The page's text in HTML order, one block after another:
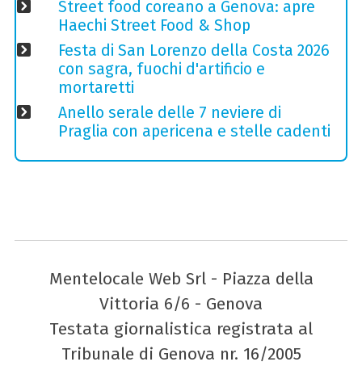
Street food coreano a Genova: apre
Haechi Street Food & Shop
Festa di San Lorenzo della Costa 2026
con sagra, fuochi d'artificio e
mortaretti
Anello serale delle 7 neviere di
Praglia con apericena e stelle cadenti
Mentelocale Web Srl - Piazza della
Vittoria 6/6 - Genova
Testata giornalistica registrata al
Tribunale di Genova nr. 16/2005